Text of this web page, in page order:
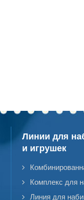
Линии для
и игрушек
Комплекс для
Линия для